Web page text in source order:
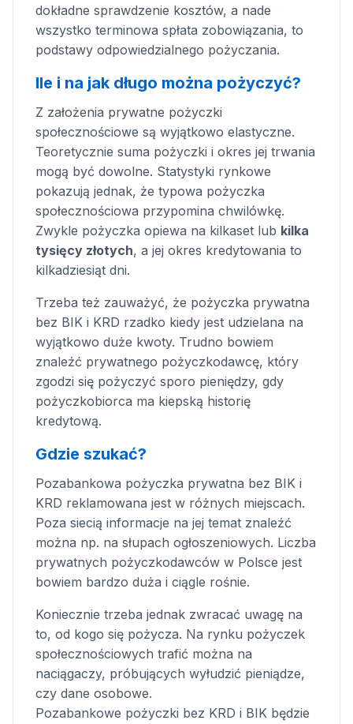
dokładne sprawdzenie kosztów, a nade
wszystko terminowa spłata zobowiązania, to
podstawy odpowiedzialnego pożyczania.
Ile i na jak długo można pożyczyć?
Z założenia prywatne pożyczki
społecznościowe są wyjątkowo elastyczne.
Teoretycznie suma pożyczki i okres jej trwania
mogą być dowolne. Statystyki rynkowe
pokazują jednak, że typowa pożyczka
społecznościowa przypomina chwilówkę.
Zwykle pożyczka opiewa na kilkaset lub kilka
tysięcy złotych, a jej okres kredytowania to
kilkadziesiąt dni.
Trzeba też zauważyć, że pożyczka prywatna
bez BIK i KRD rzadko kiedy jest udzielana na
wyjątkowo duże kwoty. Trudno bowiem
znaleźć prywatnego pożyczkodawcę, który
zgodzi się pożyczyć sporo pieniędzy, gdy
pożyczkobiorca ma kiepską historię
kredytową.
Gdzie szukać?
Pozabankowa pożyczka prywatna bez BIK i
KRD reklamowana jest w różnych miejscach.
Poza siecią informacje na jej temat znaleźć
można np. na słupach ogłoszeniowych. Liczba
prywatnych pożyczkodawców w Polsce jest
bowiem bardzo duża i ciągle rośnie.
Koniecznie trzeba jednak zwracać uwagę na
to, od kogo się pożycza. Na rynku pożyczek
społecznościowych trafić można na
naciągaczy, próbujących wyłudzić pieniądze,
czy dane osobowe.
Pozabankowe pożyczki bez KRD i BIK będzie